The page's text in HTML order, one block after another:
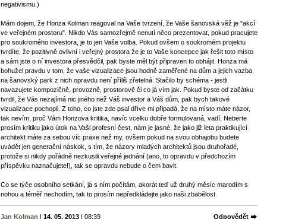
negativismu.)
Mám dojem, že Honza Kolman reagoval na Vaše tvrzení, že Vaše šanovská věž je "akcí
ve veřejném prostoru". Nikdo Vás samozřejmě nenutí něco prezentovat, pokud pracujete
pro soukromého investora, je to jen Vaše volba. Pokud ovšem o soukromém projektu
tvrdíte, že pozitivně ovlivní i veřejný prostora že je to Vaše koncepce jak řešit toto místo
a sám jste o ní investora přesvědčil, pak byste měl být připraven to obhájit. Honza má
bohužel pravdu v tom, že vaše vizualizace jsou hodně zaměřené na dům a jejich vazba
na šanovský park z nich opravdu není příliš zřetelná. Stačilo by schéma - jestli
navazujete kompozičně, provozně, prostorově či co já vím jak. Pokud byste od začátku
tvrdil, že Vás nezajímá nic jiného než Váš investor a Váš dům, pak bych takové
vizualizace pochopil. Z toho, co jste zde psal dříve mi připadá, že na místo máte názor,
tak nevím, proč Vám Honzova kritika, navíc vcelku dobře formulovaná, vadí. Neberte
prosím kritiku jako útok na Vaši profesní čest, nám je jasné, že jako již leta praktikující
architekt máte za sebou víc praxe než my, ovšem pokud na svou obhajobu budete
uvádět jen generační náskok, s tím, že názory mladých architektů jsou druhořadé,
protože si nikdy pořádně nezkusili veřejné jednání (ano, to opravdu v předchozím
příspěvku naznačujete!), tak se opravdu nebude o čem bavit.
Co se týče osobního setkání, já s ním počítám, akorát teď už druhý měsíc marodím s
nohou a téměř nechodím, tak to prosím nepředkládejte jako naši zbabělost.
Jan Kolman | 14. 05. 2013 | 08:39
Odpovědět